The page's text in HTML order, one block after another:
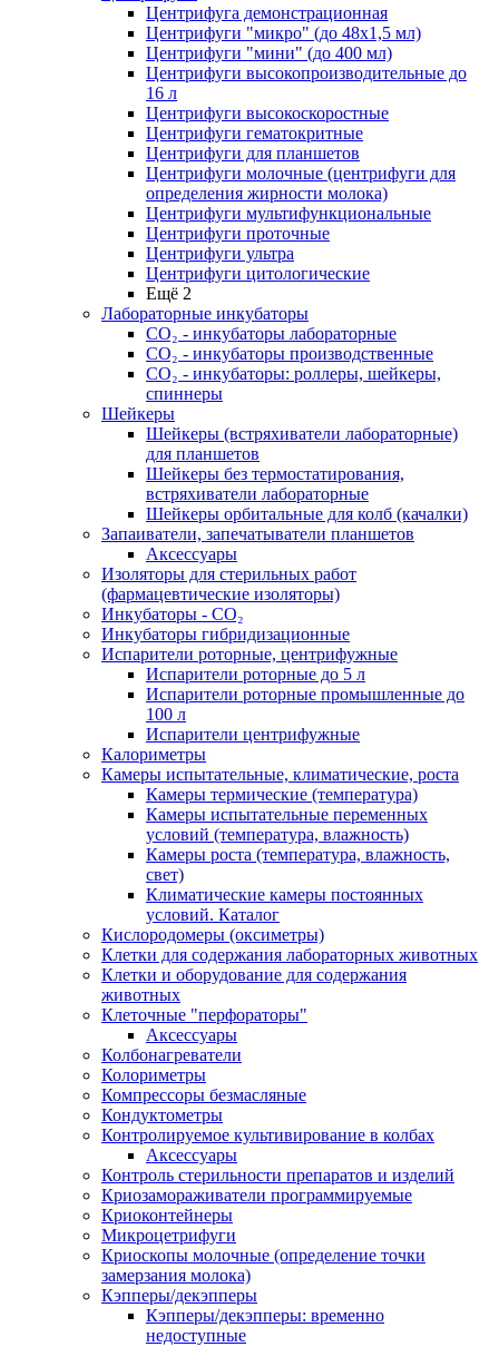
Центрифуга демонстрационная
Центрифуги "микро" (до 48x1,5 мл)
Центрифуги "мини" (до 400 мл)
Центрифуги высокопроизводительные до
16 л
Центрифуги высокоскоростные
Центрифуги гематокритные
Центрифуги для планшетов
Центрифуги молочные (центрифуги для
определения жирности молока)
Центрифуги мультифункциональные
Центрифуги проточные
Центрифуги ультра
Центрифуги цитологические
Ещё 2
Лабораторные инкубаторы
СО₂ - инкубаторы лабораторные
СО₂ - инкубаторы производственные
СО₂ - инкубаторы: роллеры, шейкеры,
спиннеры
Шейкеры
Шейкеры (встряхиватели лабораторные)
для планшетов
Шейкеры без термостатирования,
встряхиватели лабораторные
Шейкеры орбитальные для колб (качалки)
Запаиватели, запечатыватели планшетов
Аксессуары
Изоляторы для стерильных работ
(фармацевтические изоляторы)
Инкубаторы - CO₂
Инкубаторы гибридизационные
Испарители роторные, центрифужные
Испарители роторные до 5 л
Испарители роторные промышленные до
100 л
Испарители центрифужные
Калориметры
Камеры испытательные, климатические, роста
Камеры термические (температура)
Камеры испытательные переменных
условий (температура, влажность)
Камеры роста (температура, влажность,
свет)
Климатические камеры постоянных
условий. Каталог
Кислородомеры (оксиметры)
Клетки для содержания лабораторных животных
Клетки и оборудование для содержания
животных
Клеточные "перфораторы"
Аксессуары
Колбонагреватели
Колориметры
Компрессоры безмасляные
Кондуктометры
Контролируемое культивирование в колбах
Аксессуары
Контроль стерильности препаратов и изделий
Криозамораживатели программируемые
Криоконтейнеры
Микроцетрифуги
Криоскопы молочные (определение точки
замерзания молока)
Кэпперы/декэпперы
Кэпперы/декэпперы: временно
недоступные